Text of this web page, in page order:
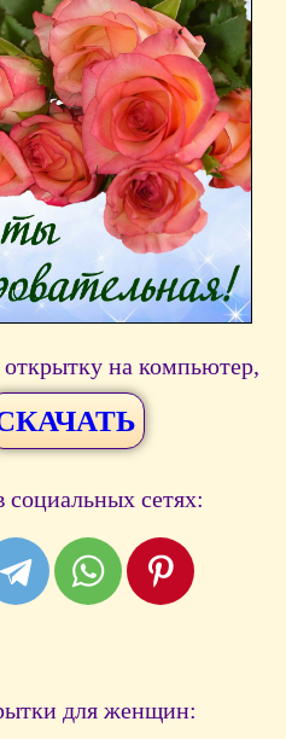
на компьютер,
социальных сетях:
для женщин: